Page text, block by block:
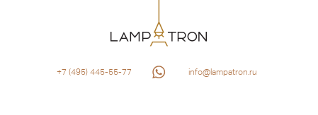
+7 (495) 445-55-77 info@lampatron.ru